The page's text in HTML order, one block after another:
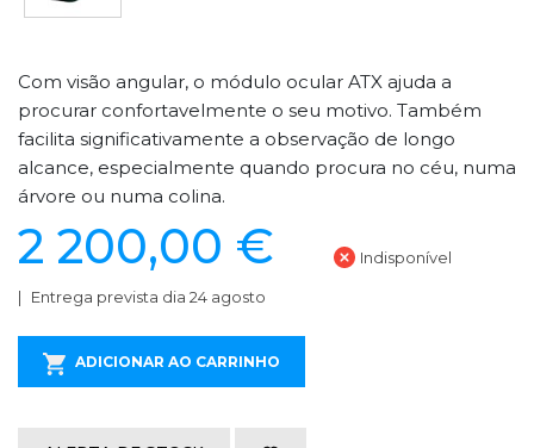
Com visão angular, o módulo ocular ATX ajuda a
procurar confortavelmente o seu motivo. Também
facilita significativamente a observação de longo
alcance, especialmente quando procura no céu, numa
árvore ou numa colina.
2 200,00 € Indisponível
Entrega prevista dia 24 agosto
ADICIONAR AO CARRINHO